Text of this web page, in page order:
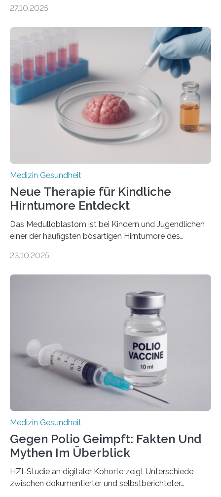
aus dem Deutschen Zentrum für Herzinsuffizienz
im Journal Circulation, warum der Energietransport bei
der Hypertrophen Kardiomyopathie (HCM) versagen
kann und wie sich durch eine Verringerung der
Herzbelastung und des oxidativen Stresses
Rhythmusstörungen reduzieren lassen. Würzburg. Die
hypertrophe Kardiomyopathie (HCM) ist die häufigste
erblich bedingte Herzerkrankung. Sie führt dazu, dass
sich die linke Herzkammer verdickt, der Herzmuskel zu
stark kontrahiert…
27.10.2025
Medizin Gesundheit
Neue Therapie für Kindliche
Hirntumore Entdeckt
Das Medulloblastom ist bei Kindern und Jugendlichen
einer der häufigsten bösartigen Hirntumore des
Betroffenen können mit heutigen Methoden geheilt
Dringend benötigt werden zielgerichtete Therapien, die
nur Tumorschwachstellen angreifen und normales
Gewebe verschonen. Forschende um Daniel Merk vom
Hertie-Institut für klinische Hirnforschung am
Universitätsklinikum Tübingen haben eine solche
Schwachstelle im Erbgut einer Untergruppe des
Medulloblastoms gefunden. Die Wilhelm Sander-
Stiftung unterstützte das Projekt…
23.10.2025
Medizin Gesundheit
Gegen Polio Geimpft: Fakten Und
Mythen Im Überblick
HZI-Studie an digitaler Kohorte zeigt Unterschiede
zwischen dokumentierter und selbstberichteter